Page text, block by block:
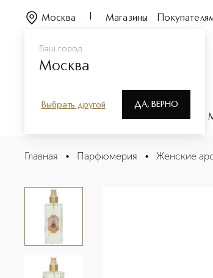
Ваш город
Москва
Выбрать другой ДА, ВЕРНО
Москва Магазины
Парфюмерия
Парфюмированный увлажняющий спрей
Описание
Главная • Парфюмерия • Женские